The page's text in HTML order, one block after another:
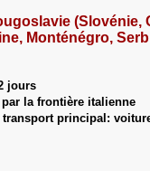
(Slovénie,
Monténégro,
jours
la frontière italienne
transport principal: